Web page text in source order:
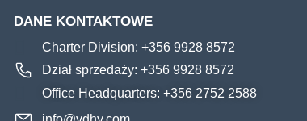
DANE KONTAKTOWE
Charter Division: +356 9928 8572
Dział sprzedaży: +356 9928 8572
Office Headquarters: +356 2752 2588